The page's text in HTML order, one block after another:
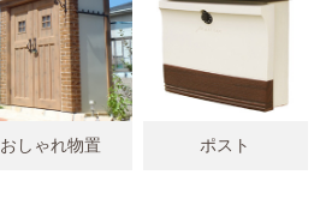
おしゃれ物置 ポスト